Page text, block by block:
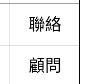
聯絡
顧問